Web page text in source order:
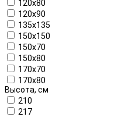
120x80
120x90
135x135
150x150
150x70
150x80
170x70
170x80
Высота, см
210
217